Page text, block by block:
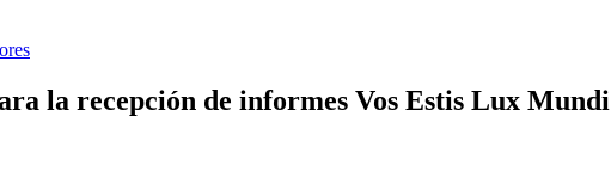
la recepción de informes Vos Estis Lux Mundi